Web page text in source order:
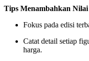
Tips Menambahkan
Fokus pada edisi
Catat detail setiap
harga.